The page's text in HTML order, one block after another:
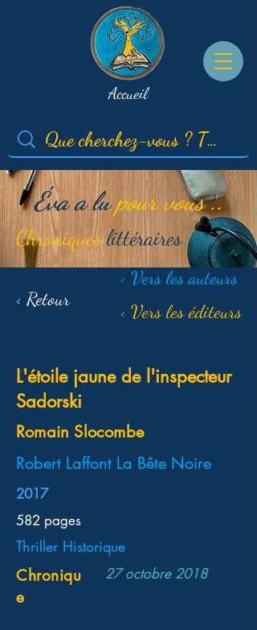
Accueil
Éva a lupour vous ..
Chroniqueslittéraires
< Retour
< Vers les auteurs
< Vers les éditeurs
L'étoile jaune de l'inspecteur
Sadorski
Romain Slocombe
Robert Laffont La Bête Noire
2017
582 pages
Thriller Historique
Chroniqu
e
27 octobre 2018